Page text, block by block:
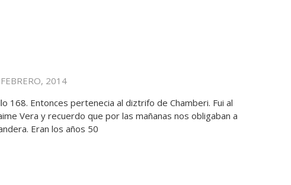
2014
168. Entonces pertenecia al diztrifo de Chamberi. Fui al
Vera y recuerdo que por las mañanas nos obligaban a
Eran los años 50